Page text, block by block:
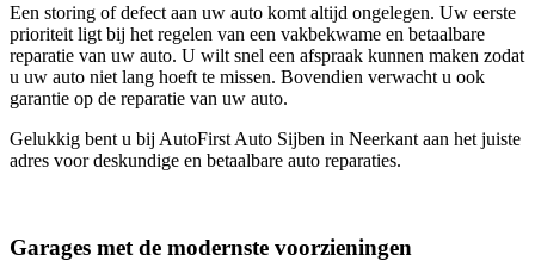
Een storing of defect aan uw auto komt altijd ongelegen. Uw eerste
prioriteit ligt bij het regelen van een vakbekwame en betaalbare
reparatie van uw auto. U wilt snel een afspraak kunnen maken zodat
u uw auto niet lang hoeft te missen. Bovendien verwacht u ook
garantie op de reparatie van uw auto.
Gelukkig bent u bij AutoFirst Auto Sijben in Neerkant aan het juiste
adres voor deskundige en betaalbare auto reparaties.
Garages met de modernste voorzieningen